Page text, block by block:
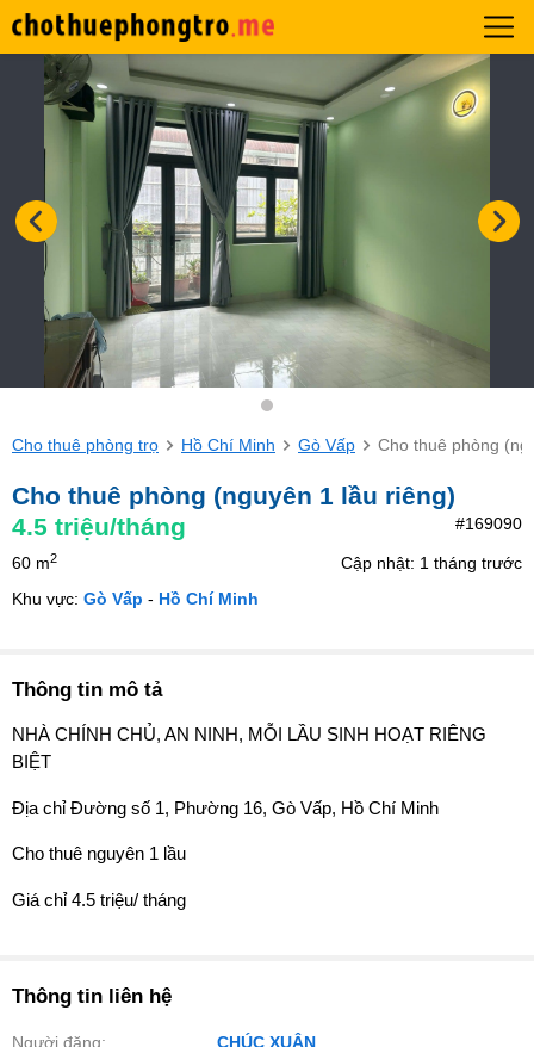
Cho thuê phòng trọ Hồ Chí Minh Gò Vấp Cho thuê phòng
Cho thuê phòng (nguyên 1 lầu riêng)
4.5 triệu/tháng #169090
60 m2
Cập nhật: 1 tháng trước
Khu vực: Gò Vấp - Hồ Chí Minh
Thông tin mô tả
NHÀ CHÍNH CHỦ, AN NINH, MỖI LẦU SINH HOẠT RIÊNG
BIỆT
Địa chỉ Đường số 1, Phường 16, Gò Vấp, Hồ Chí Minh
Cho thuê nguyên 1 lầu
Giá chỉ 4.5 triệu/ tháng
Thông tin liên hệ
Người đăng: CHÚC XUÂN